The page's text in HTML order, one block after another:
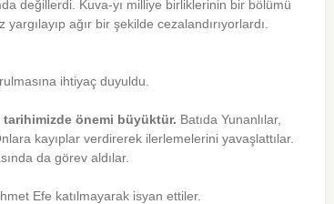
değillerdi. Kuva-yı milliye birliklerinin bir bölümü
ağır bir şe­kilde cezalandırıyorlardı.
ihtiyaç duyuldu.
ta­rihimizde önemi büyüktür. Batıda Yunanlılar,
kayıp­lar verdirerek ilerlemelerini yavaşlattılar.
da görev aldı­lar.
Efe katılmayarak isyan ettiler.